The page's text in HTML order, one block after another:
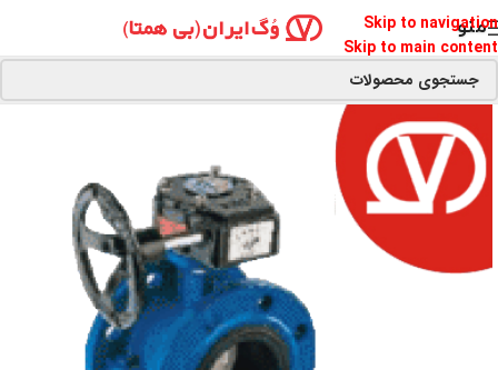
Skip to navigation
Skip to main content
منو